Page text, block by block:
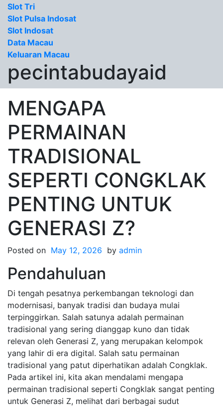
Slot Tri
Slot Pulsa Indosat
Slot Indosat
Data Macau
Keluaran Macau
pecintabudayaid
MENGAPA
PERMAINAN
TRADISIONAL
SEPERTI CONGKLAK
PENTING UNTUK
GENERASI Z?
Posted on May 12, 2026 by admin
Pendahuluan
Di tengah pesatnya perkembangan teknologi dan
modernisasi, banyak tradisi dan budaya mulai
terpinggirkan. Salah satunya adalah permainan
tradisional yang sering dianggap kuno dan tidak
relevan oleh Generasi Z, yang merupakan kelompok
yang lahir di era digital. Salah satu permainan
tradisional yang patut diperhatikan adalah Congklak.
Pada artikel ini, kita akan mendalami mengapa
permainan tradisional seperti Congklak sangat penting
untuk Generasi Z, melihat dari berbagai sudut